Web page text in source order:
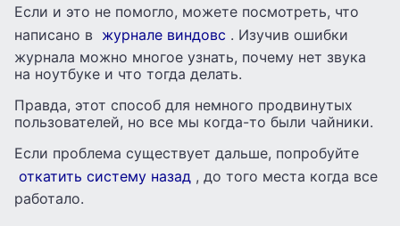
Если и это не помогло, можете посмотреть, что
написано в журнале виндовс . Изучив ошибки
журнала можно многое узнать, почему нет звука
на ноутбуке и что тогда делать.
Правда, этот способ для немного продвинутых
пользователей, но все мы когда-то были чайники.
Если проблема существует дальше, попробуйте
откатить систему назад , до того места когда все
работало.